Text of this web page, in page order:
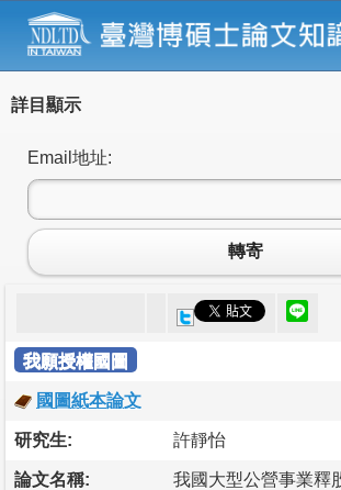
詳目顯示
Email地址:
轉寄
我願授權國圖
國圖紙本論文
研究生: 許靜怡
論文名稱: 我國大型公營事業釋